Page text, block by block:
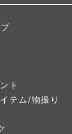
ト
テム/物撮り